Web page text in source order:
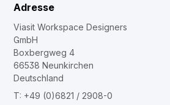
Adresse
Viasit Workspace Designers
GmbH
Boxbergweg 4
66538 Neunkirchen
Deutschland
T: +49 (0)6821 / 2908-0